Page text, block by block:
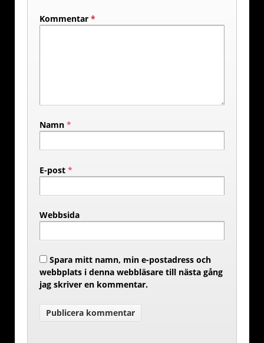
Kommentar *
Namn *
E-post *
Webbsida
Spara mitt namn, min e-postadress och
webbplats i denna webbläsare till nästa gång
jag skriver en kommentar.